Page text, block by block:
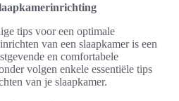
tips voor een optimale
van een slaapkamer is een
en comfortabele
volgen enkele essentiële tips
van je slaapkamer.